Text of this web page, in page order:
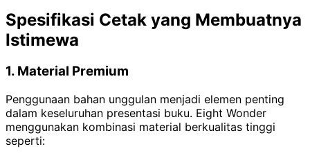
Spesifikasi Cetak yang Membuatnya
Istimewa
1. Material Premium
Penggunaan bahan unggulan menjadi elemen penting
dalam keseluruhan presentasi buku. Eight Wonder
menggunakan kombinasi material berkualitas tinggi
seperti: